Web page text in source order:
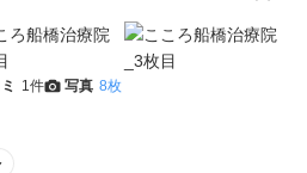
1件 写真 8枚